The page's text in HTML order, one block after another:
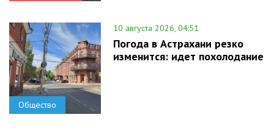
Общество
10 августа 2026, 04:51
Погода в Астрахани резко
изменится: идет похолодание